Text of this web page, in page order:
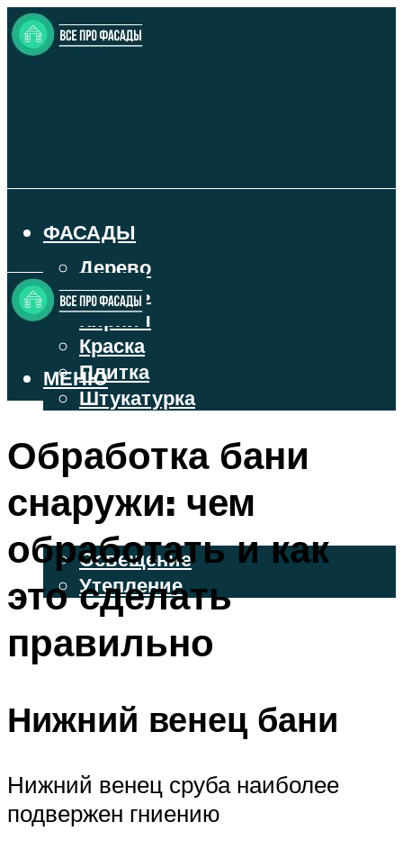
ФАСАДЫ
Дерево
Камень
Кирпич
Краска
Плитка
Штукатурка
ФАСАДНЫЙ САЙДИНГ
ОСВЕЩЕНИЕ И УТЕПЛЕНИЕ
Освещение
Утепление
ДЕКОР
МЕНЮ
Обработка бани
снаружи: чем
обработать и как
это сделать
правильно
Нижний венец бани
Нижний венец сруба наиболее
подвержен гниению